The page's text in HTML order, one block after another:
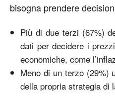
bisogna prendere
Più di due terzi (67%)
dati per decidere i
economiche, come
Meno di un terzo (29%)
della propria strategia di